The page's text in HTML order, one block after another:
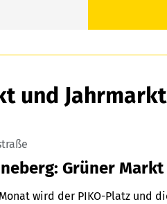
und Jahrmarkt
Grüner Markt
wird der PIKO-Platz und